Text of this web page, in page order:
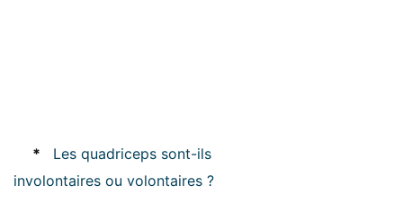
*
Les quadriceps sont-ils
involontaires ou volontaires ?